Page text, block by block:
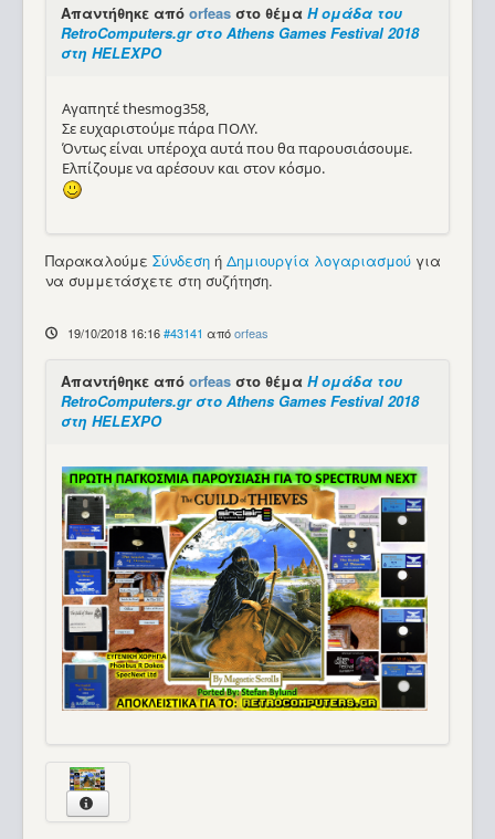
Απαντήθηκε από orfeas στο θέμα Η ομάδα του
RetroComputers.gr στο Athens Games Festival 2018
στη HELEXPO
Αγαπητέ thesmog358,
Σε ευχαριστούμε πάρα ΠΟΛΥ.
Όντως είναι υπέροχα αυτά που θα παρουσιάσουμε.
Ελπίζουμε να αρέσουν και στον κόσμο.
Παρακαλούμε Σύνδεση ή Δημιουργία λογαριασμού για
να συμμετάσχετε στη συζήτηση.
19/10/2018 16:16 #43141 απόorfeas
Απαντήθηκε από orfeas στο θέμα Η ομάδα του
RetroComputers.gr στο Athens Games Festival 2018
στη HELEXPO